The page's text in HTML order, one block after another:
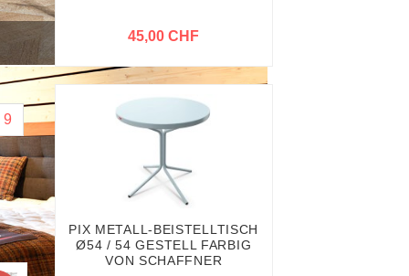
9
45,00 CHF
PIX METALL-BEISTELLTISCH
Ø54 / 54 GESTELL FARBIG
VON SCHAFFNER